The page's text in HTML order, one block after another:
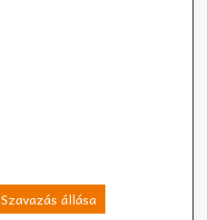
Szavazás állása